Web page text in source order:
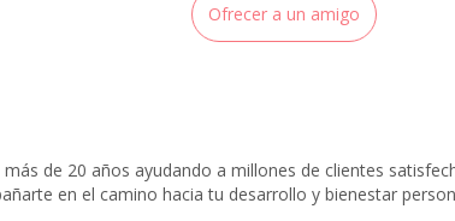
Ofrecer a un amigo
de 20 años ayudando a millones de clientes
en el camino hacia tu desarrollo y bienestar